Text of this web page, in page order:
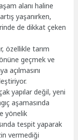
alanı haline
yaşanırken,
de dikkat çeken
özellikle tarım
önüne geçmek ve
açılmasını
yapılar değil, yeni
aşamasında
yönelik
tespit yaparak
vermediği